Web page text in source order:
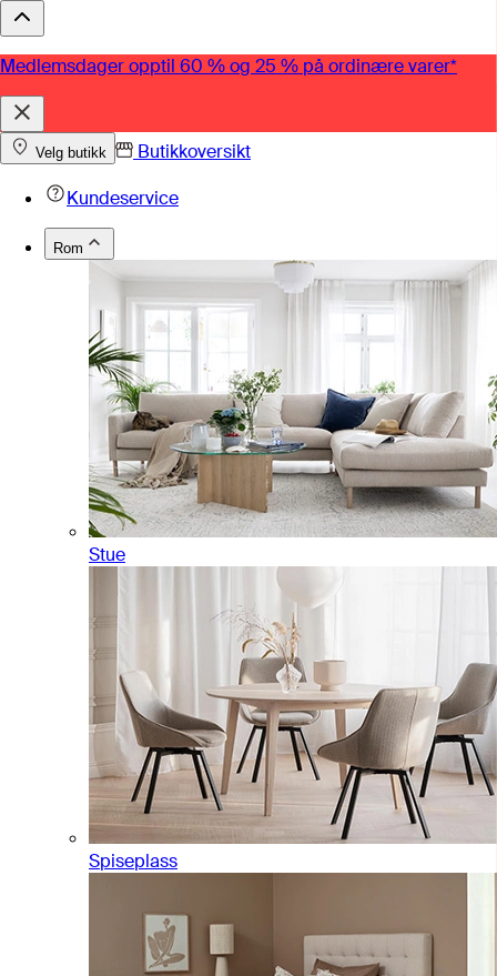
Medlemsdager opptil 60 % og 25 % på ordinære varer*
Velg butikk
Butikkoversikt
Kundeservice
Rom
Stue
Spiseplass